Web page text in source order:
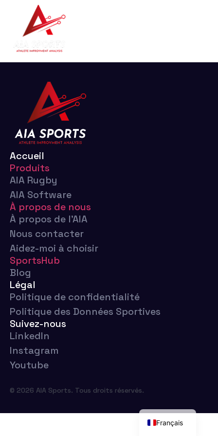
Accueil
Produits
AIA Rugby
AIA Software
À propos de nous
À propos de l'AIA
Nous contacter
Aidez-moi à choisir
SportsHub
Blog
Légal
Politique de confidentialité
Politique des Données Sportives
Suivez-nous
LinkedIn
Instagram
Youtube
© 2026 AIA Sports. Tous droits réservés.
Français